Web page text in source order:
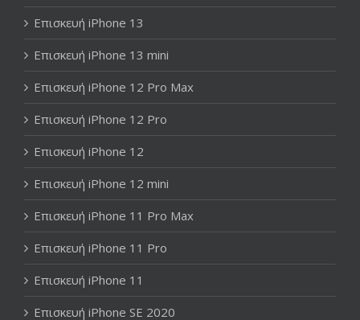
Επισκευή iPhone 13
Επισκευή iPhone 13 mini
Επισκευή iPhone 12 Pro Max
Επισκευή iPhone 12 Pro
Επισκευή iPhone 12
Επισκευή iPhone 12 mini
Επισκευή iPhone 11 Pro Max
Επισκευή iPhone 11 Pro
Επισκευή iPhone 11
Επισκευή iPhone SE 2020